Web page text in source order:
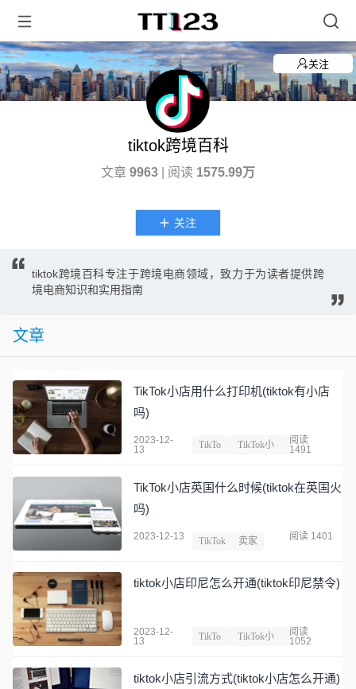
关注
tiktok跨境百科
文章 9963 | 阅读 1575.99万
关注
tiktok跨境百科专注于跨境电商领域，致力于为读者提供跨
境电商知识和实用指南
文章
TikTok小店用什么打印机(tiktok有小店
吗)
2023-12-
13
TikTo
TikTok小
阅读
1491
TikTok小店英国什么时候(tiktok在英国火
吗)
2023-12-13 TikTok 卖家 阅读 1401
tiktok小店印尼怎么开通(tiktok印尼禁令)
2023-12-
13
TikTo
TikTok小
阅读
1052
tiktok小店引流方式(tiktok小店怎么开通)